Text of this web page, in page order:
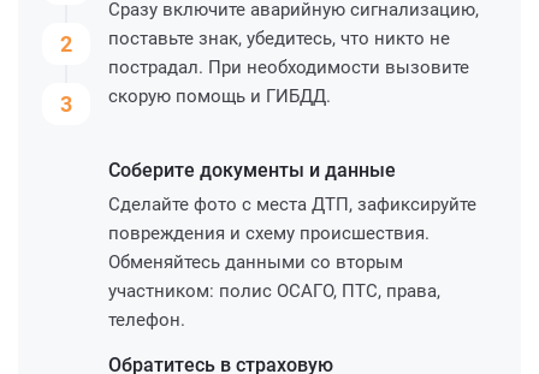
2
3
Сразу включите аварийную сигнализацию,
поставьте знак, убедитесь, что никто не
пострадал. При необходимости вызовите
скорую помощь и ГИБДД.
Соберите документы и данные
Сделайте фото с места ДТП, зафиксируйте
повреждения и схему происшествия.
Обменяйтесь данными со вторым
участником: полис ОСАГО, ПТС, права,
телефон.
Обратитесь в страховую